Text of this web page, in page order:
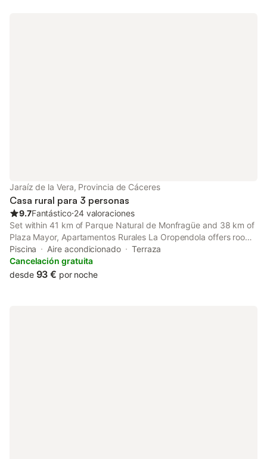
Jaraíz de la Vera, Provincia de Cáceres
Casa rural para 3 personas
9.7Fantástico⋅24 valoraciones
Set within 41 km of Parque Natural de Monfragüe and 38 km of
Plaza Mayor, Apartamentos Rurales La Oropendola offers rooms
with air conditioning and a private bathroom in Jaraiz de la Vera.
Offering a garden, the property is located within 4.
Piscina Aire acondicionado
Terraza
Cancelación gratuita
desde 93 € por noche